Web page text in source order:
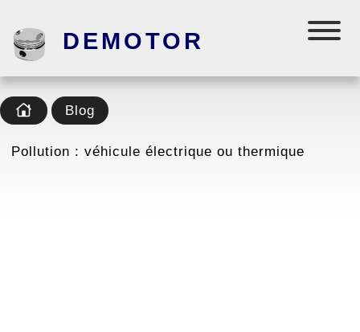
DEMOTOR
Blog
Pollution : véhicule électrique ou thermique